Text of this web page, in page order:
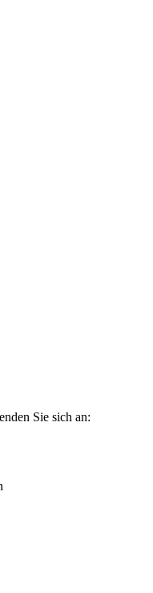
Sie sich an: